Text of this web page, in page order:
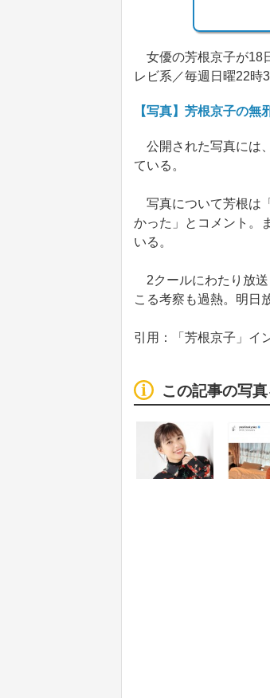
女優の芳根京子が18
レビ系／毎週日曜22時
【写真】芳根京子の
公開された写真には
ている。
写真について芳根は
かった」とコメント。
いる。
2クールにわたり放送
こる考察も過熱。明日
引用：「芳根京子」イ
この記事の写